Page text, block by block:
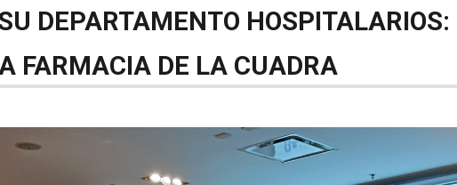
DEPARTAMENTO HOSPITALARIOS:
FARMACIA DE LA CUADRA